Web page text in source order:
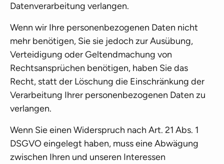
Datenverarbeitung verlangen.
Wenn wir Ihre personenbezogenen Daten nicht
mehr benötigen, Sie sie jedoch zur Ausübung,
Verteidigung oder Geltendmachung von
Rechtsansprüchen benötigen, haben Sie das
Recht, statt der Löschung die Einschränkung der
Verarbeitung Ihrer personenbezogenen Daten zu
verlangen.
Wenn Sie einen Widerspruch nach Art. 21 Abs. 1
DSGVO eingelegt haben, muss eine Abwägung
zwischen Ihren und unseren Interessen